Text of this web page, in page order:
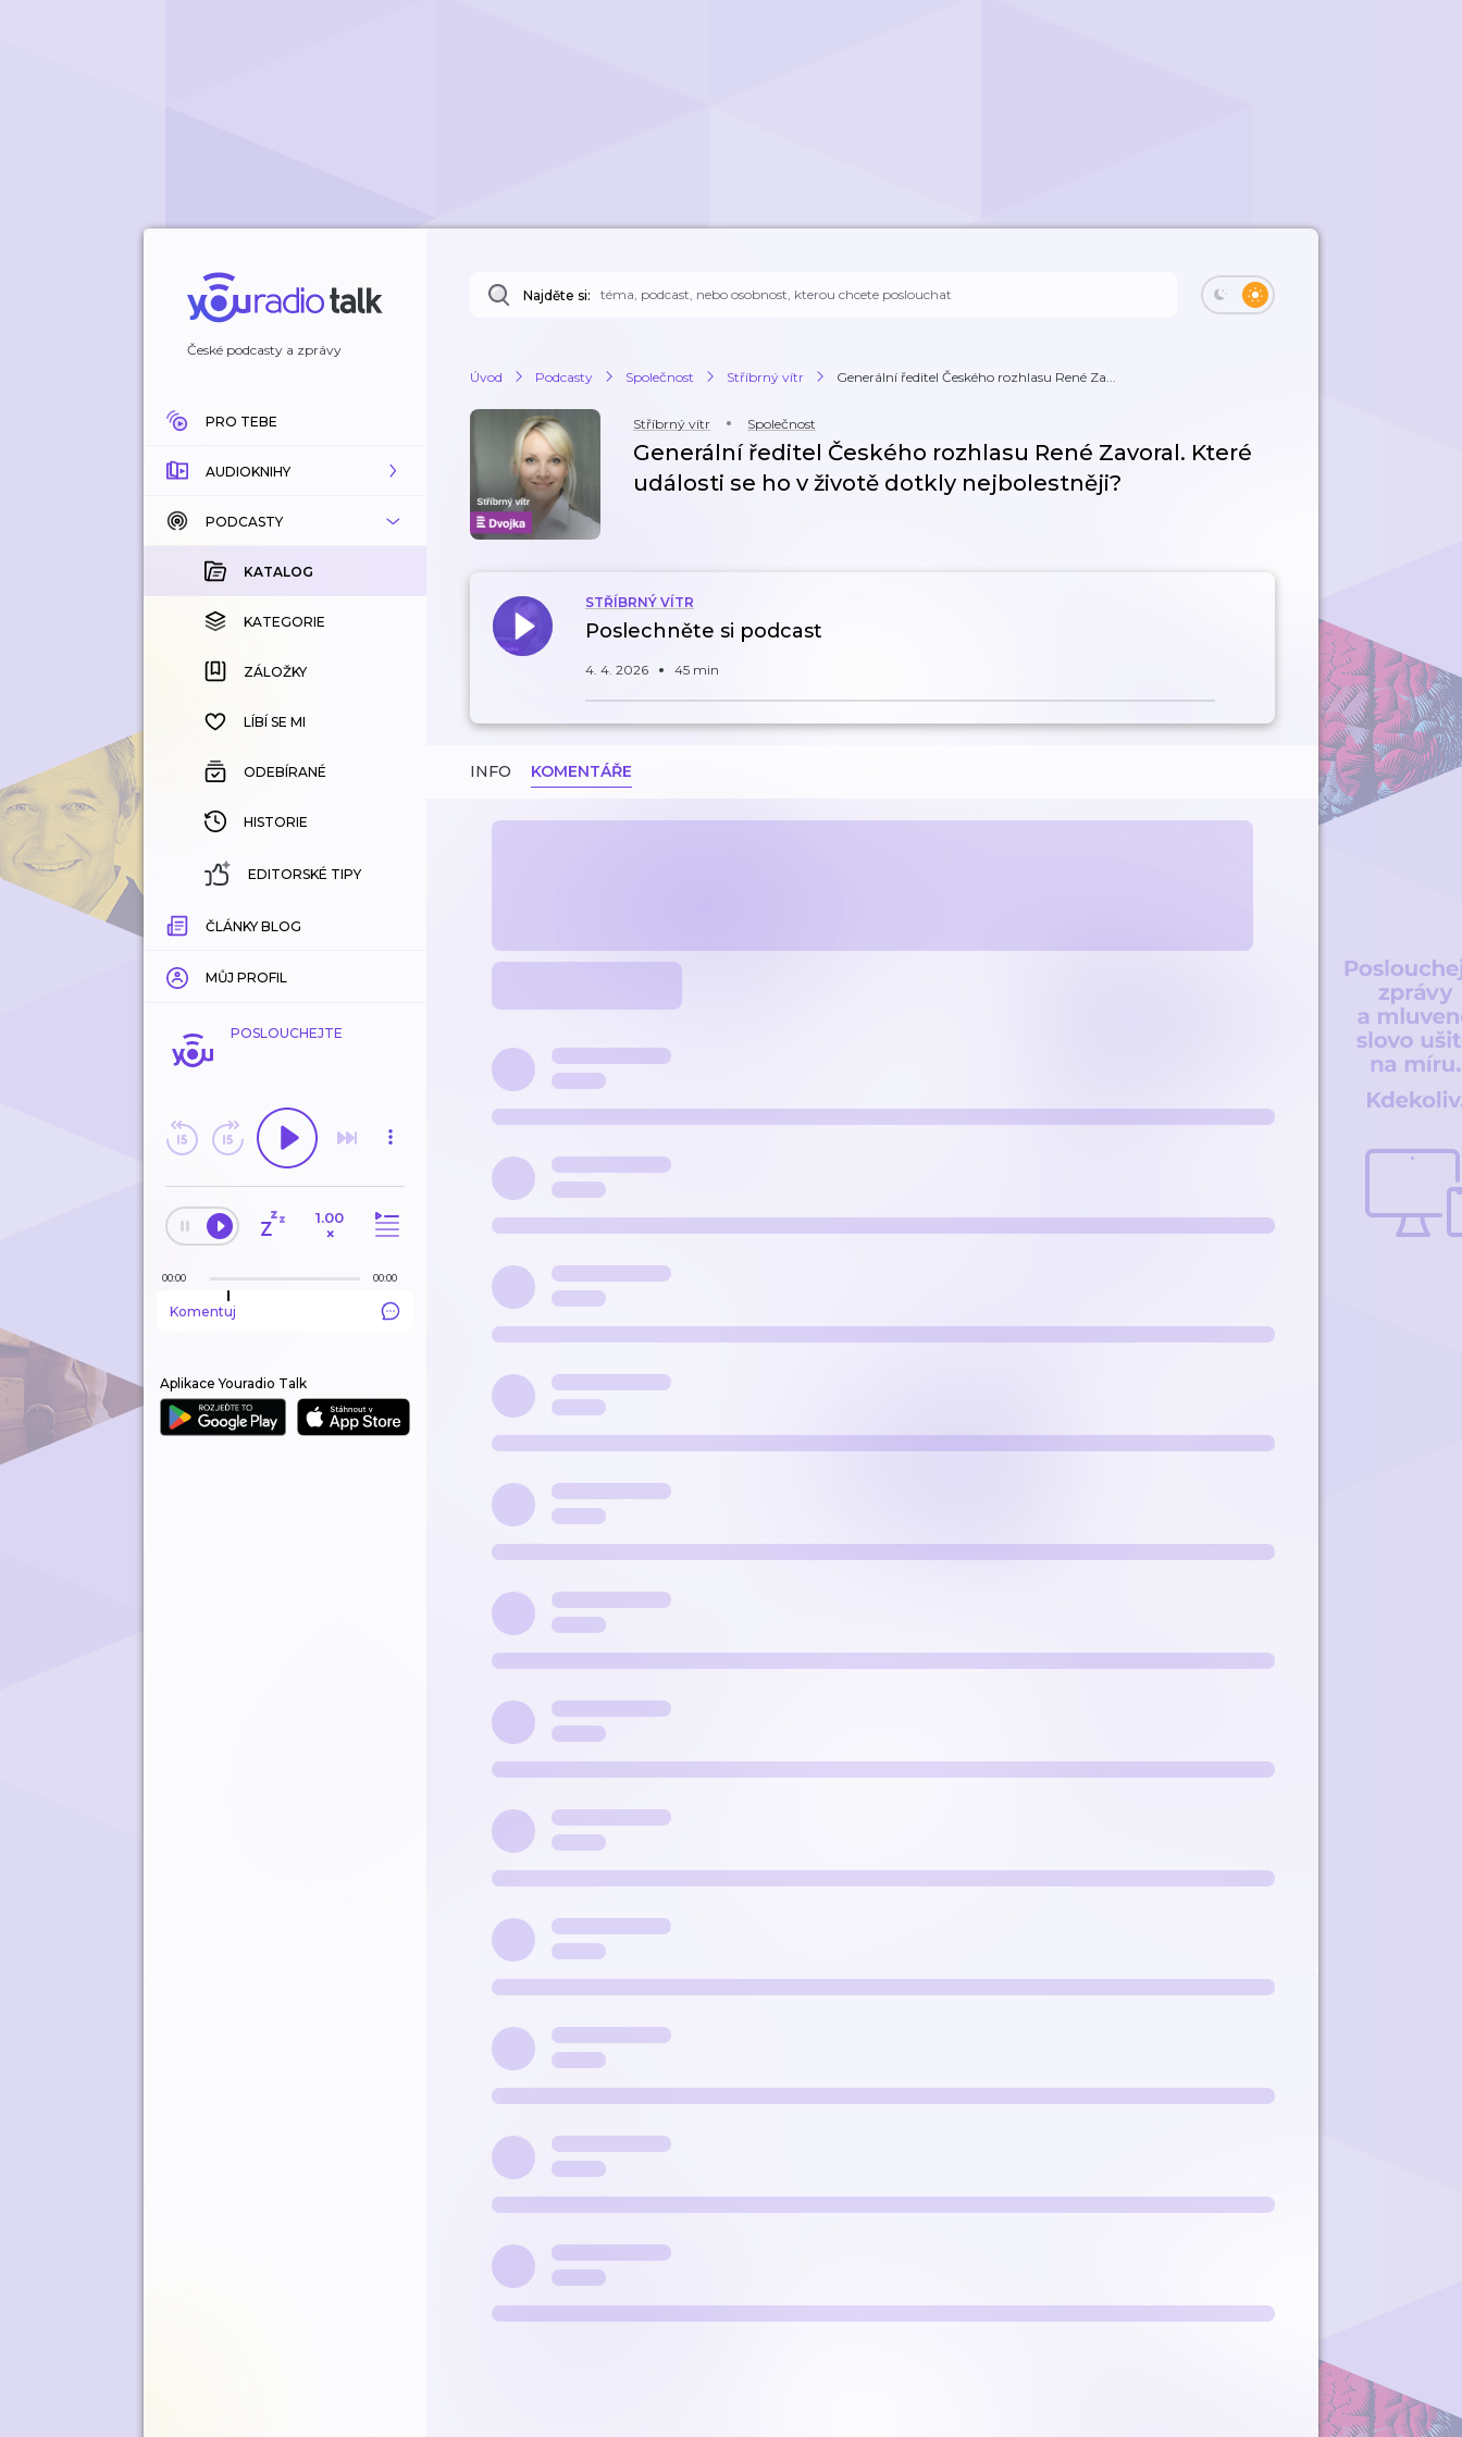
České podcasty a zprávy
PRO TEBE
AUDIOKNIHY
KATALOG
KOUPENÉ
KATEGORIE
ZÁLOŽKY
HISTORIE
PODCASTY
KATALOG
KATEGORIE
ZÁLOŽKY
LÍBÍ SE MI
ODEBÍRANÉ
HISTORIE
EDITORSKÉ TIPY
ČLÁNKY BLOG
MŮJ PROFIL
POSLOUCHEJTE
1.00
×
00:00 00:00
Komentuj
Aplikace Youradio Talk
Najděte si:
Úvod Podcasty Společnost Stříbrný vítr Generální ředitel Českého rozhlasu René Za...
Stříbrný vítr Společnost
Generální ředitel Českého rozhlasu René Zavoral. Které
události se ho v životě dotkly nejbolestněji?
STŘÍBRNÝ VÍTR
Poslechněte si podcast
4. 4. 2026 45 min
INFO KOMENTÁŘE